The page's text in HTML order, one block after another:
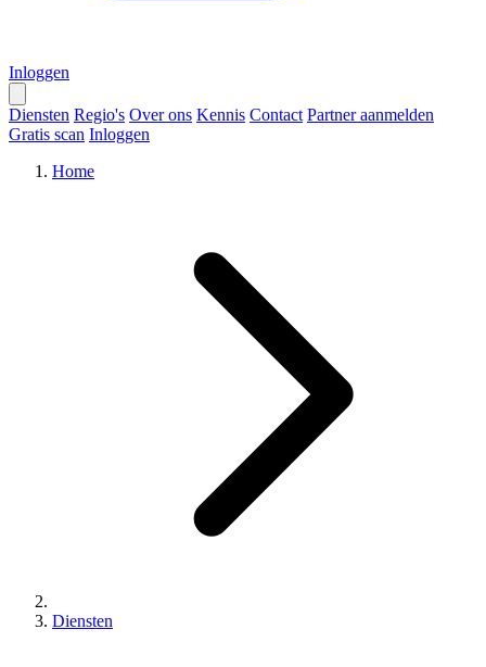
Inloggen
Diensten Regio's Over ons Kennis Contact Partner aanmelden
Gratis scan Inloggen
Home
Diensten